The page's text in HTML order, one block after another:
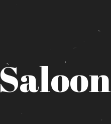
Saloon